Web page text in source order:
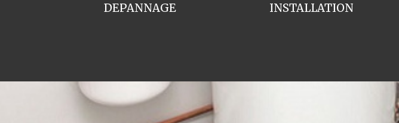
INSTALLATION
DEPANNAGE